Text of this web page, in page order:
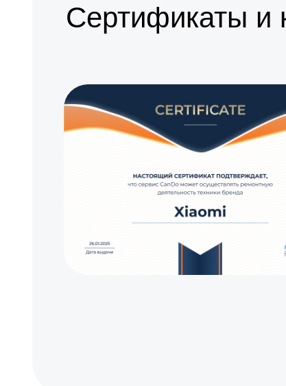
Сертификаты и